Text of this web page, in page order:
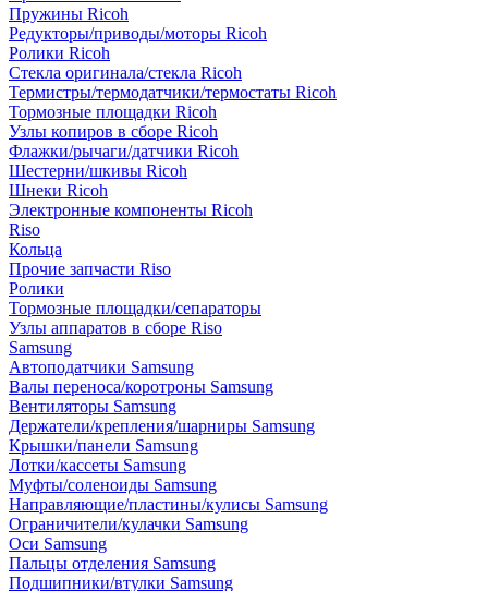
Пружины Ricoh
Редукторы/приводы/моторы Ricoh
Ролики Ricoh
Стекла оригинала/стекла Ricoh
Термистры/термодатчики/термостаты Ricoh
Тормозные площадки Ricoh
Узлы копиров в сборе Ricoh
Флажки/рычаги/датчики Ricoh
Шестерни/шкивы Ricoh
Шнеки Ricoh
Электронные компоненты Ricoh
Riso
Кольца
Прочие запчасти Riso
Ролики
Тормозные площадки/сепараторы
Узлы аппаратов в сборе Riso
Samsung
Автоподатчики Samsung
Валы переноса/коротроны Samsung
Вентиляторы Samsung
Держатели/крепления/шарниры Samsung
Крышки/панели Samsung
Лотки/кассеты Samsung
Муфты/соленоиды Samsung
Направляющие/пластины/кулисы Samsung
Ограничители/кулачки Samsung
Оси Samsung
Пальцы отделения Samsung
Подшипники/втулки Samsung